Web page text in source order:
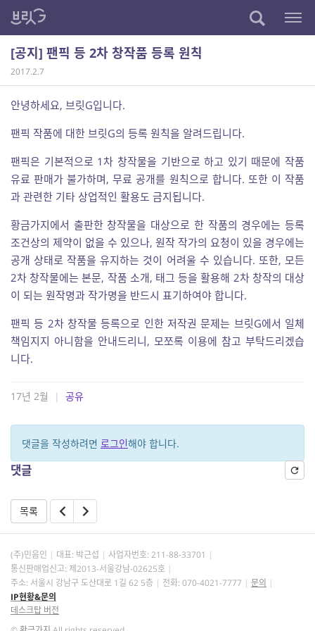
[공지] 팬픽 등 2차 창작품 등록 원칙
2017.2.7
안녕하세요, 브릿G입니다.
팬픽 작품에 대한 브릿G의 등록 원칙을 알려드립니다.
팬픽은 기본적으로 1차 창작물을 기반으로 하고 있기 때문에 작품
유료 판매가 불가하며, 무료 공개를 원칙으로 합니다. 또한 이 작품
과 관련한 기타 상업적인 활용도 금지됩니다.
황금가지에서 출판한 창작물을 대상으로 한 작품의 경우에는 등록
조건상의 제약이 없을 수 있으나, 원작 작가의 요청이 있을 경우에는
공개 상태로 작품을 유지하는 것이 어려울 수 있습니다. 또한, 모든
2차 창작물에는 본문, 작품 소개, 태그 등을 활용해 2차 창작의 대상
이 되는 원작명과 작가명을 반드시 표기하여야 합니다.
팬픽 등 2차 창작물 등록으로 인한 저작권 문제는 브릿G에서 일체
책임지지 아니함을 안내드리니, 모쪼록 이용에 참고 부탁드리겠습
니다.
17년 2월 | 공유
댓글을 작성하려면 로그인해야 합니다.
댓글
목록
(주)민음인 대표: 박근섭 사업자번호: 211-88-33701
통신판매업신고: 제2013-서울강남-02625호
주소: 서울시 강남구 도산대로 1길 62 5층
전화: 070-4021-7777
문의
IP현황&문의
데스크탑 버전